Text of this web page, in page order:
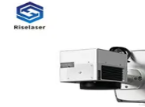
РУССКИЙ